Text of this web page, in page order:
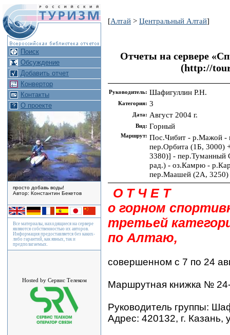
Поиск
Обсуждение
Добавить отчет
Конвертор
Контакты
О проекте
просто добавь воды!
Автор: Константин Бекетов
Все материалы, находящиеся на сервере
являются собственностью их авторов.
Информация предоставляется без каких-
либо гарантий, как явных, так и
предполагаемых.
Hosted by Сервис Телеком
[Алтай > Центральный Алтай]
Отчеты на сервере
(http://
Руководитель: Шафигуллин Р.Н.
Категория: 3
Дата: Август 2004 г.
Вид: Горный
Маршрут: Пос.Чибит - р.Мажой -
пер.Орбита (1Б, 3000)
3380)] - пер.Туманный
рад.) - оз.Камрю -
пер.Маашей (2А, 3250)
О Т Ч Е Т
о горном
третьей
по Алтаю,
совершенном с 7 по 24
Маршрутная книжка №
Руководитель группы:
Адрес: 420132, г. Казань,